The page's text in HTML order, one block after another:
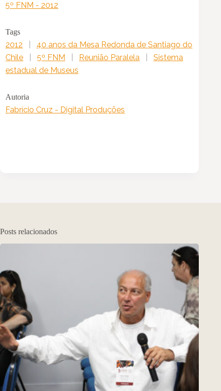
5º FNM - 2012
Tags
2012
40 anos da Mesa Redonda de Santiago do
Chile
5º FNM Reunião Paralela
Sistema
estadual de Museus
Autoria
Fabrício Cruz - Digital Produções
Posts relacionados